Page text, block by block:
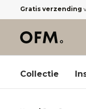
Gratis verzending
Collectie